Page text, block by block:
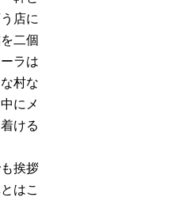
店に
二個
ラは
村な
にメ
ける
挨拶
はこ